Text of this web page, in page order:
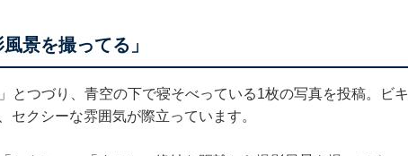
景を撮ってる」
とつづり、青空の下で寝そべっている1枚の写真を投稿。ビキ
クシーな雰囲気が際立っています。